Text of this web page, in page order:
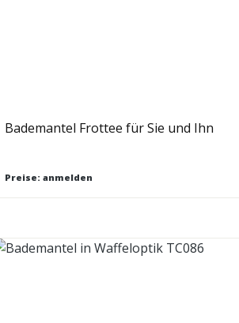
Bademantel Frottee für Sie und Ihn
Preise: anmelden